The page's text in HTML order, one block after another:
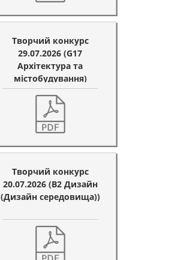
Творчий конкурс
29.07.2026 (G17
Архітектура та
містобудування)
Творчий конкурс
20.07.2026 (B2 Дизайн
(Дизайн середовища))